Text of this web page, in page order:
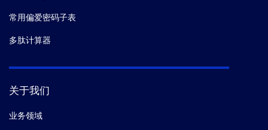
常用偏爱密码子表
多肽计算器
关于我们
业务领域